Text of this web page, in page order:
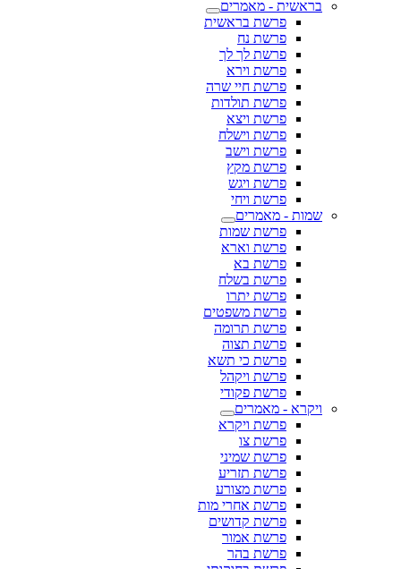
בראשית - מאמרים
פרשת בראשית
פרשת נח
פרשת לך לך
פרשת וירא
פרשת חיי שרה
פרשת תולדות
פרשת ויצא
פרשת וישלח
פרשת וישב
פרשת מקץ
פרשת ויגש
פרשת ויחי
שמות - מאמרים
פרשת שמות
פרשת וארא
פרשת בא
פרשת בשלח
פרשת יתרו
פרשת משפטים
פרשת תרומה
פרשת תצוה
פרשת כי תשא
פרשת ויקהל
פרשת פקודי
ויקרא - מאמרים
פרשת ויקרא
פרשת צו
פרשת שמיני
פרשת תזריע
פרשת מצורע
פרשת אחרי מות
פרשת קדושים
פרשת אמור
פרשת בהר